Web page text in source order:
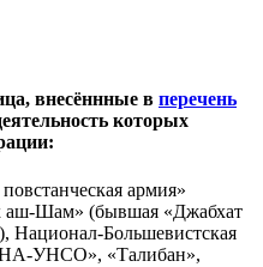
внесённные в перечень
которых
армия»
Шам» (бывшая «Джабхат
Национал-Большевистская
УНСО», «Талибан»,